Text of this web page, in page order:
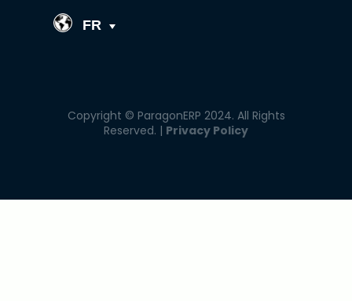
FR
Copyright © ParagonERP 2024. All Rights
Reserved. | Privacy Policy